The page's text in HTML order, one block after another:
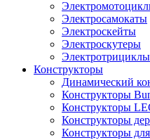
Электросамокаты
Электроскейты
Электроскутеры
Электротрициклы
Конструкторы
Динамический
Конструкторы
Конструкторы
Конструкторы
Конструкторы